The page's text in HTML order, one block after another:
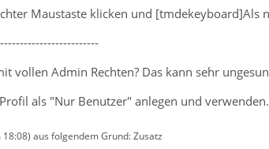
Maustaste klicken und
vollen Admin Rechten? Das kann sehr
als "Nur Benutzer" anlegen und verwenden.
18:08) aus folgendem Grund: Zusatz